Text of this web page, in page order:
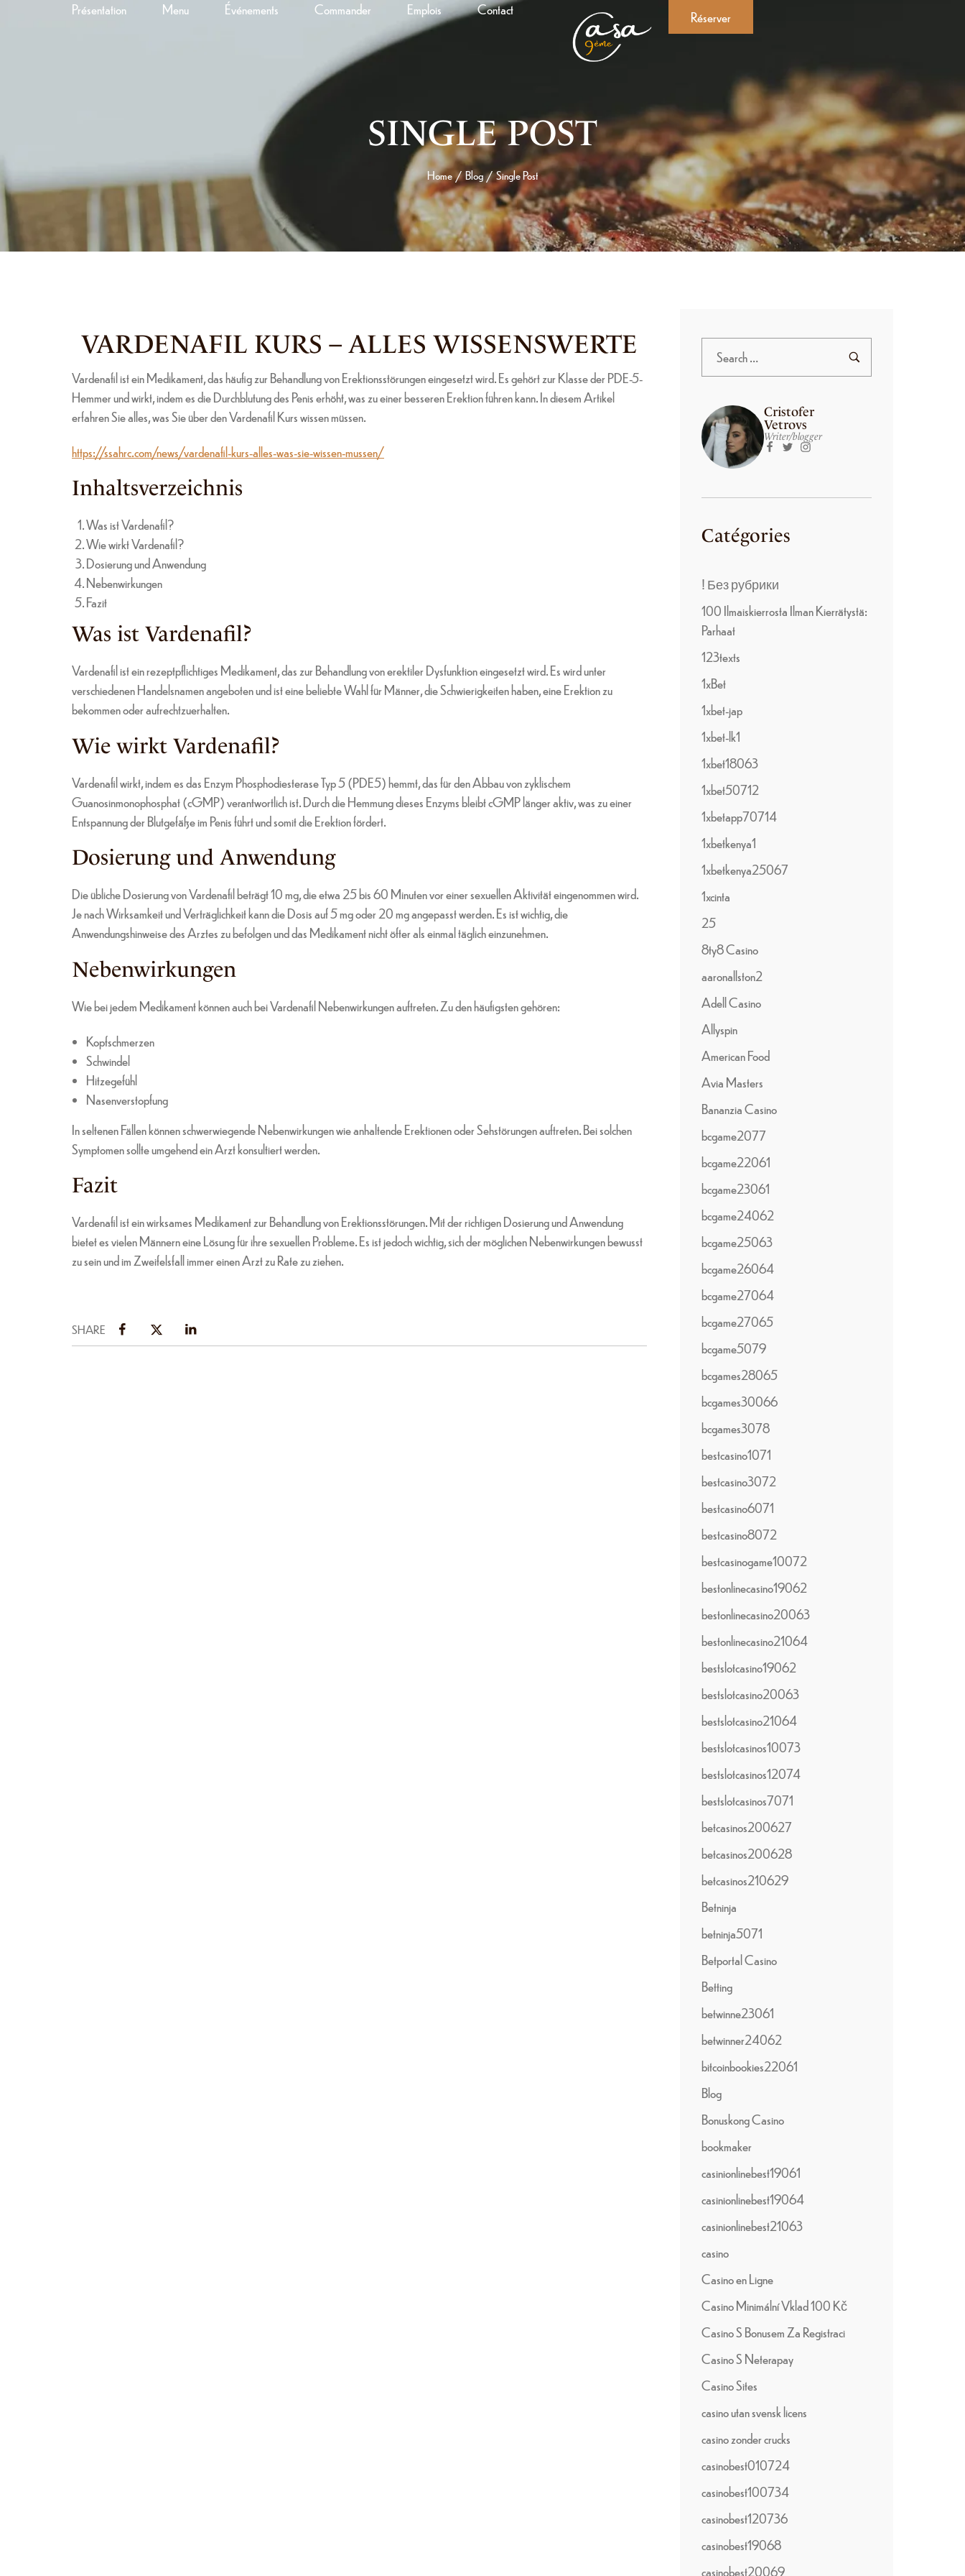
Présentation Menu Événements Commander Emplois Contact Réserver
SINGLE POST
Home / Blog / Single Post
VARDENAFIL KURS – ALLES WISSENSWERTE
Vardenafil ist ein Medikament, das häufig zur Behandlung von Erektionsstörungen eingesetzt wird. Es gehört zur Klasse der PDE-5-
Hemmer und wirkt, indem es die Durchblutung des Penis erhöht, was zu einer besseren Erektion führen kann. In diesem Artikel
erfahren Sie alles, was Sie über den Vardenafil Kurs wissen müssen.
https://ssahrc.com/news/vardenafil-kurs-alles-was-sie-wissen-mussen/
Inhaltsverzeichnis
Was ist Vardenafil?
Wie wirkt Vardenafil?
Dosierung und Anwendung
Nebenwirkungen
Fazit
Was ist Vardenafil?
Vardenafil ist ein rezeptpflichtiges Medikament, das zur Behandlung von erektiler Dysfunktion eingesetzt wird. Es wird unter
verschiedenen Handelsnamen angeboten und ist eine beliebte Wahl für Männer, die Schwierigkeiten haben, eine Erektion zu
bekommen oder aufrechtzuerhalten.
Wie wirkt Vardenafil?
Vardenafil wirkt, indem es das Enzym Phosphodiesterase Typ 5 (PDE5) hemmt, das für den Abbau von zyklischem
Guanosinmonophosphat (cGMP) verantwortlich ist. Durch die Hemmung dieses Enzyms bleibt cGMP länger aktiv, was zu einer
Entspannung der Blutgefäße im Penis führt und somit die Erektion fördert.
Dosierung und Anwendung
Die übliche Dosierung von Vardenafil beträgt 10 mg, die etwa 25 bis 60 Minuten vor einer sexuellen Aktivität eingenommen wird.
Je nach Wirksamkeit und Verträglichkeit kann die Dosis auf 5 mg oder 20 mg angepasst werden. Es ist wichtig, die
Anwendungshinweise des Arztes zu befolgen und das Medikament nicht öfter als einmal täglich einzunehmen.
Nebenwirkungen
Wie bei jedem Medikament können auch bei Vardenafil Nebenwirkungen auftreten. Zu den häufigsten gehören:
Kopfschmerzen
Schwindel
Hitzegefühl
Nasenverstopfung
In seltenen Fällen können schwerwiegende Nebenwirkungen wie anhaltende Erektionen oder Sehstörungen auftreten. Bei solchen
Symptomen sollte umgehend ein Arzt konsultiert werden.
Fazit
Vardenafil ist ein wirksames Medikament zur Behandlung von Erektionsstörungen. Mit der richtigen Dosierung und Anwendung
bietet es vielen Männern eine Lösung für ihre sexuellen Probleme. Es ist jedoch wichtig, sich der möglichen Nebenwirkungen bewusst
zu sein und im Zweifelsfall immer einen Arzt zu Rate zu ziehen.
SHARE
Cristofer
Vetrovs
Writer/blogger
Catégories
! Без рубрики
100 Ilmaiskierrosta Ilman Kierrätystä:
Parhaat
123texts
1xBet
1xbet-jap
1xbet-lk1
1xbet18063
1xbet50712
1xbetapp70714
1xbetkenya1
1xbetkenya25067
1xcinta
25
8ty8 Casino
aaronallston2
Adell Casino
Allyspin
American Food
Avia Masters
Bananzia Casino
bcgame2077
bcgame22061
bcgame23061
bcgame24062
bcgame25063
bcgame26064
bcgame27064
bcgame27065
bcgame5079
bcgames28065
bcgames30066
bcgames3078
bestcasino1071
bestcasino3072
bestcasino6071
bestcasino8072
bestcasinogame10072
bestonlinecasino19062
bestonlinecasino20063
bestonlinecasino21064
bestslotcasino19062
bestslotcasino20063
bestslotcasino21064
bestslotcasinos10073
bestslotcasinos12074
bestslotcasinos7071
betcasinos200627
betcasinos200628
betcasinos210629
Betninja
betninja5071
Betportal Casino
Betting
betwinne23061
betwinner24062
bitcoinbookies22061
Blog
Bonuskong Casino
bookmaker
casinionlinebest19061
casinionlinebest19064
casinionlinebest21063
casino
Casino en Ligne
Casino Minimální Vklad 100 Kč
Casino S Bonusem Za Registraci
Casino S Neterapay
Casino Sites
casino utan svensk licens
casino zonder crucks
casinobest010724
casinobest100734
casinobest120736
casinobest19068
casinobest20069